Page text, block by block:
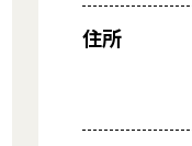
住所